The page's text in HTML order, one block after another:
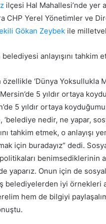
ilçesi Hal Mahallesi’nde yer
CHP Yerel Yönetimler ve
Gökan Zeybek ile
belediyesi anlayışını tahkim
özellikle ‘Dünya Yoksullukla
5 yıldır ortaya
5 yıldır ortaya
‘belediye nedir, ne yapar,
tahkim etmek, o
için buradayız” dedi.
benimsediklerinin
yaparız. Onun için de
belediyelerden iyi örnekleri
hem de bilgiyi